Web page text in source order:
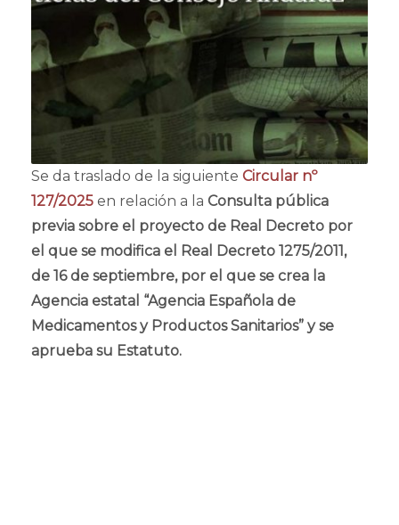
Se da traslado de la siguiente Circular nº
127/2025 en relación a la Consulta pública
previa sobre el proyecto de Real Decreto por
el que se modifica el Real Decreto 1275/2011,
de 16 de septiembre, por el que se crea la
Agencia estatal “Agencia Española de
Medicamentos y Productos Sanitarios” y se
aprueba su Estatuto.